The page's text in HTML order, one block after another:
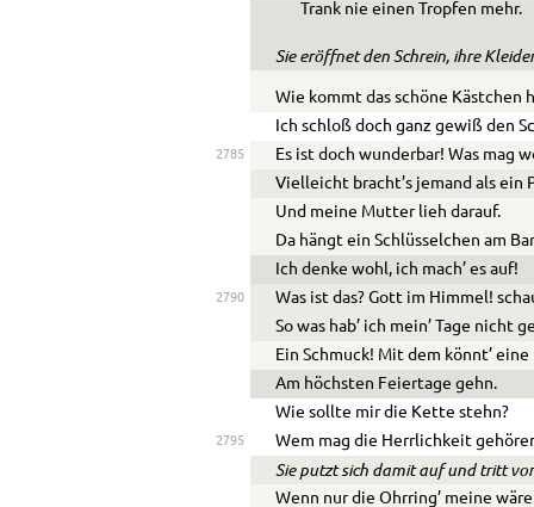
Trank nie einen Tropfen mehr.
Sie eröffnet den Schrein, ihre
Wie kommt das schöne Kästchen
Ich schloß doch ganz gewiß den
2785
Es ist doch wunderbar! Was mag
Vielleicht bracht’s jemand als ein
Und meine Mutter lieh darauf.
Da hängt ein Schlüsselchen am
Ich denke wohl, ich mach’ es auf!
2790
Was ist das? Gott im Himmel!
So was hab’ ich mein’ Tage nicht
Ein Schmuck! Mit dem könnt’
Am höchsten Feiertage gehn.
Wie sollte mir die Kette stehn?
2795 Wem mag die Herrlichkeit
Sie putzt sich damit auf und tritt
Wenn nur die Ohrring’ meine